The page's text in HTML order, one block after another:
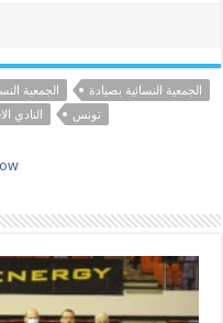
الجمعية
الجمعية النسائية بصيادة
النادي تونس